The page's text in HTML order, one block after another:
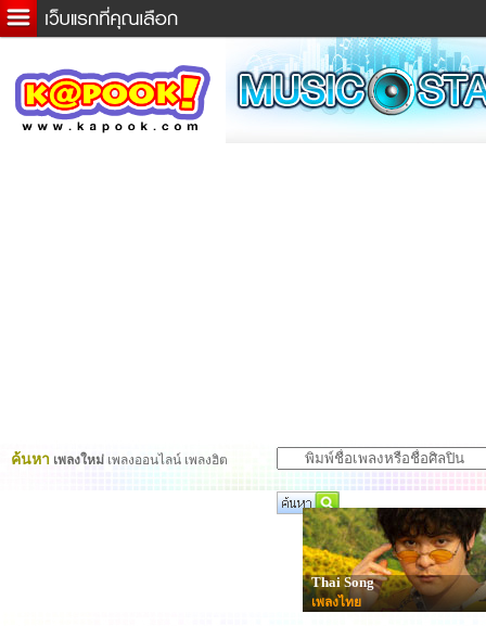
ข่าวด่วน
ละคร
ค้นหา เพลงใหม่ เพลงออนไลน์ เพลงฮิต
Thai Song
เพลงไทย